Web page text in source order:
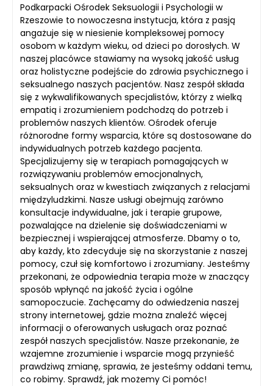
Podkarpacki Ośrodek Seksuologii i Psychologii w
Rzeszowie to nowoczesna instytucja, która z pasją
angażuje się w niesienie kompleksowej pomocy
osobom w każdym wieku, od dzieci po dorosłych. W
naszej placówce stawiamy na wysoką jakość usług
oraz holistyczne podejście do zdrowia psychicznego i
seksualnego naszych pacjentów. Nasz zespół składa
się z wykwalifikowanych specjalistów, którzy z wielką
empatią i zrozumieniem podchodzą do potrzeb i
problemów naszych klientów. Ośrodek oferuje
różnorodne formy wsparcia, które są dostosowane do
indywidualnych potrzeb każdego pacjenta.
Specjalizujemy się w terapiach pomagających w
rozwiązywaniu problemów emocjonalnych,
seksualnych oraz w kwestiach związanych z relacjami
międzyludzkimi. Nasze usługi obejmują zarówno
konsultacje indywidualne, jak i terapie grupowe,
pozwalające na dzielenie się doświadczeniami w
bezpiecznej i wspierającej atmosferze. Dbamy o to,
aby każdy, kto zdecyduje się na skorzystanie z naszej
pomocy, czuł się komfortowo i zrozumiany. Jesteśmy
przekonani, że odpowiednia terapia może w znaczący
sposób wpłynąć na jakość życia i ogólne
samopoczucie. Zachęcamy do odwiedzenia naszej
strony internetowej, gdzie można znaleźć więcej
informacji o oferowanych usługach oraz poznać
zespół naszych specjalistów. Nasze przekonanie, że
wzajemne zrozumienie i wsparcie mogą przynieść
prawdziwą zmianę, sprawia, że jesteśmy oddani temu,
co robimy. Sprawdź, jak możemy Ci pomóc!